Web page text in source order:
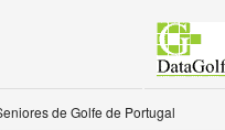
de Golfe de Portugal